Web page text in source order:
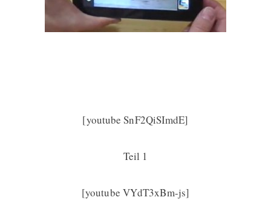
[youtube SnF2QiSImdE]
Teil 1
[youtube VYdT3xBm-js]